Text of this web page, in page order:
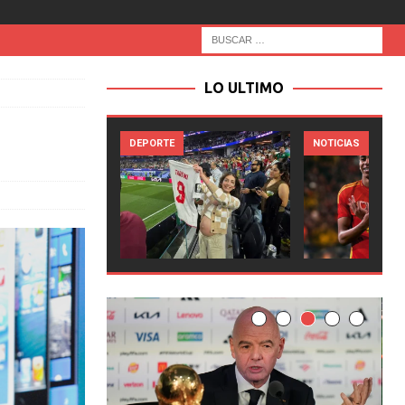
LO ULTIMO
NOTICIAS NOTICIAS